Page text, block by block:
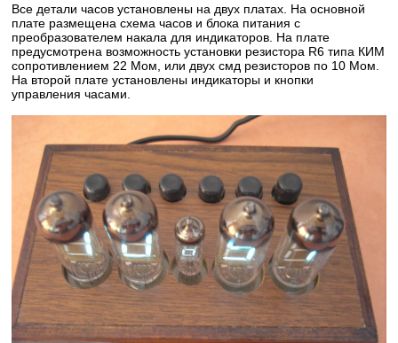
Все детали часов установлены на двух платах. На основной
плате размещена схема часов и блока питания с
преобразователем накала для индикаторов. На плате
предусмотрена возможность установки резистора R6 типа КИМ
сопротивлением 22 Мом, или двух смд резисторов по 10 Мом.
На второй плате установлены индикаторы и кнопки
управления часами.